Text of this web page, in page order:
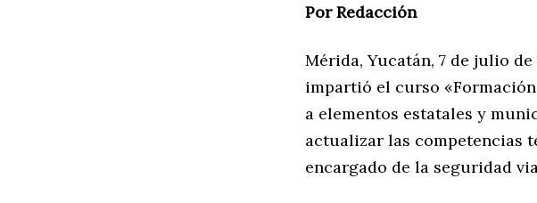
Por Redacción
Mérida, Yucatán, 7 de julio
impartió el curso
a elementos estatales y
actualizar las competencias
encargado de la seguridad